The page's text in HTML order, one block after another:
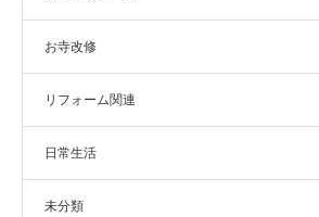
お寺改修
リフォーム関連
日常生活
未分類